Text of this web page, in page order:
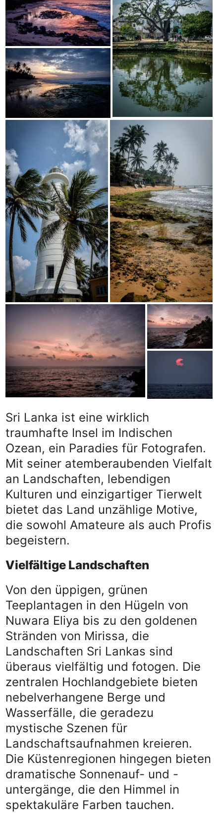
Sri Lanka ist eine wirklich
traumhafte Insel im Indischen
Ozean, ein Paradies für Fotografen.
Mit seiner atemberaubenden Vielfalt
an Landschaften, lebendigen
Kulturen und einzigartiger Tierwelt
bietet das Land unzählige Motive,
die sowohl Amateure als auch Profis
begeistern.
Vielfältige Landschaften
Von den üppigen, grünen
Teeplantagen in den Hügeln von
Nuwara Eliya bis zu den goldenen
Stränden von Mirissa, die
Landschaften Sri Lankas sind
überaus vielfältig und fotogen. Die
zentralen Hochlandgebiete bieten
nebelverhangene Berge und
Wasserfälle, die geradezu
mystische Szenen für
Landschaftsaufnahmen kreieren.
Die Küstenregionen hingegen bieten
dramatische Sonnenauf- und -
untergänge, die den Himmel in
spektakuläre Farben tauchen.